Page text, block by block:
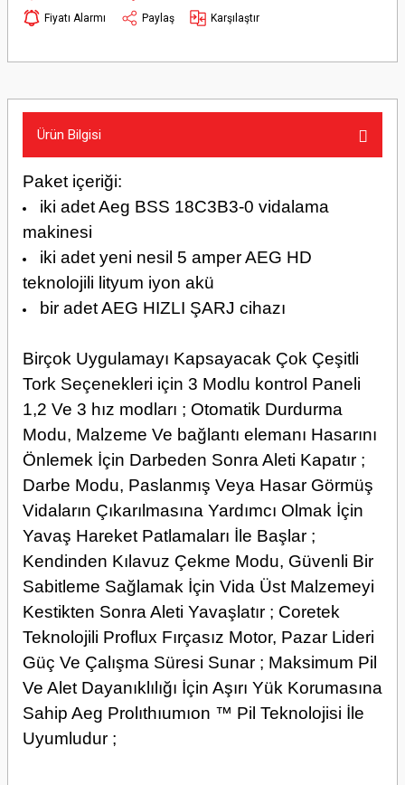
Fiyatı Alarmı
Paylaş Karşılaştır
Ürün Bilgisi
Paket içeriği:
iki adet Aeg BSS 18C3B3-0 vidalama
makinesi
iki adet yeni nesil 5 amper AEG HD
teknolojili lityum iyon akü
bir adet AEG HIZLI ŞARJ cihazı
Birçok Uygulamayı Kapsayacak Çok Çeşitli
Tork Seçenekleri için 3 Modlu kontrol Paneli
1,2 Ve 3 hız modları ; Otomatik Durdurma
Modu, Malzeme Ve bağlantı elemanı Hasarını
Önlemek İçin Darbeden Sonra Aleti Kapatır ;
Darbe Modu, Paslanmış Veya Hasar Görmüş
Vidaların Çıkarılmasına Yardımcı Olmak İçin
Yavaş Hareket Patlamaları İle Başlar ;
Kendinden Kılavuz Çekme Modu, Güvenli Bir
Sabitleme Sağlamak İçin Vida Üst Malzemeyi
Kestikten Sonra Aleti Yavaşlatır ; Coretek
Teknolojili Proflux Fırçasız Motor, Pazar Lideri
Güç Ve Çalışma Süresi Sunar ; Maksimum Pil
Ve Alet Dayanıklılığı İçin Aşırı Yük Korumasına
Sahip Aeg Prolıthıumıon ™ Pil Teknolojisi İle
Uyumludur ;